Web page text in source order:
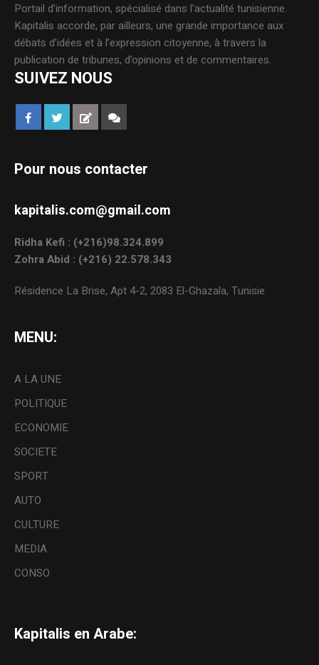
Portail d’information, spécialisé dans l’actualité tunisienne.
Kapitalis accorde, par ailleurs, une grande importance aux
débats d’idées et à l’expression citoyenne, à travers la
publication de tribunes, d’opinions et de commentaires.
SUIVEZ NOUS
Pour nous contacter
kapitalis.com@gmail.com
Ridha Kefi : (+216)98.324.899
Zohra Abid : (+216) 22.578.343
Résidence La Brise, Apt 4-2, 2083 El-Ghazala, Tunisie.
MENU:
A LA UNE
POLITIQUE
ECONOMIE
SOCIETE
SPORT
AUTO
CULTURE
MEDIA
CONSO
Kapitalis en Arabe: